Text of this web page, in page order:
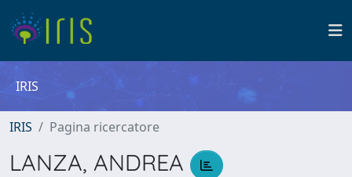
IRIS
IRIS Pagina ricercatore
LANZA, ANDREA